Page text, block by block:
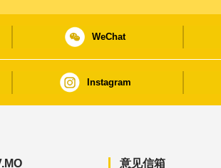
WeChat
Instagram
意见信箱